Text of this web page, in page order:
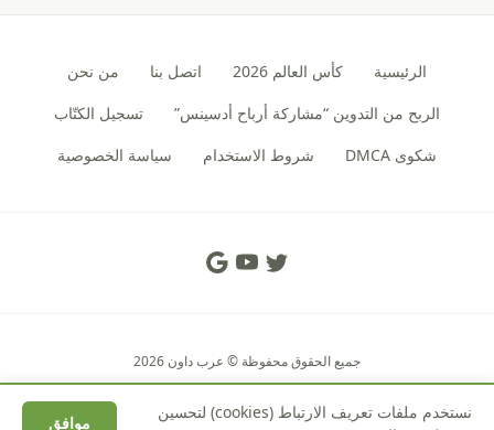
الرئيسية كأس العالم 2026 اتصل بنا
من نحن
الربح من التدوين “مشاركة أرباح أدسينس”
تسجيل الكتّاب
شكوى DMCA
شروط الاستخدام سياسة الخصوصية
Social Links
جميع الحقوق محفوظة © عرب داون 2026
نستخدم ملفات تعريف الارتباط (cookies) لتحسين
موافق